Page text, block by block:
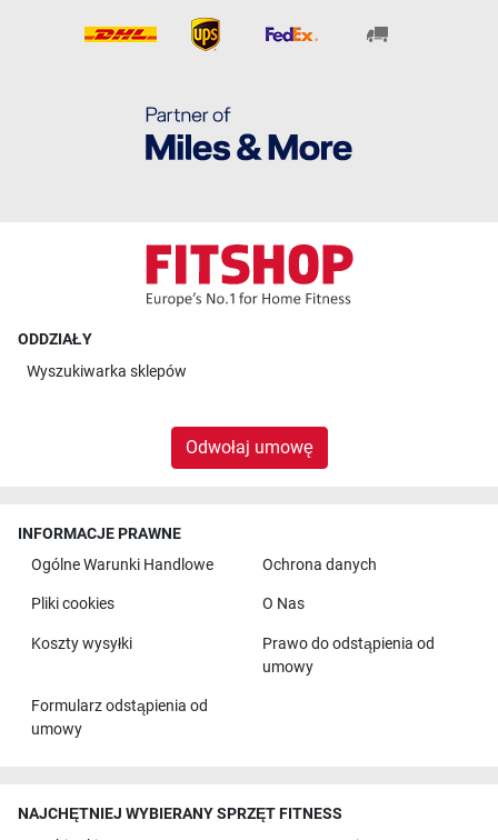
ODDZIAŁY
Wyszukiwarka sklepów
Odwołaj umowę
INFORMACJE PRAWNE
Ogólne Warunki Handlowe
Ochrona danych
Pliki cookies O Nas
Koszty wysyłki
Prawo do odstąpienia od
umowy
Formularz odstąpienia od
umowy
NAJCHĘTNIEJ WYBIERANY SPRZĘT FITNESS